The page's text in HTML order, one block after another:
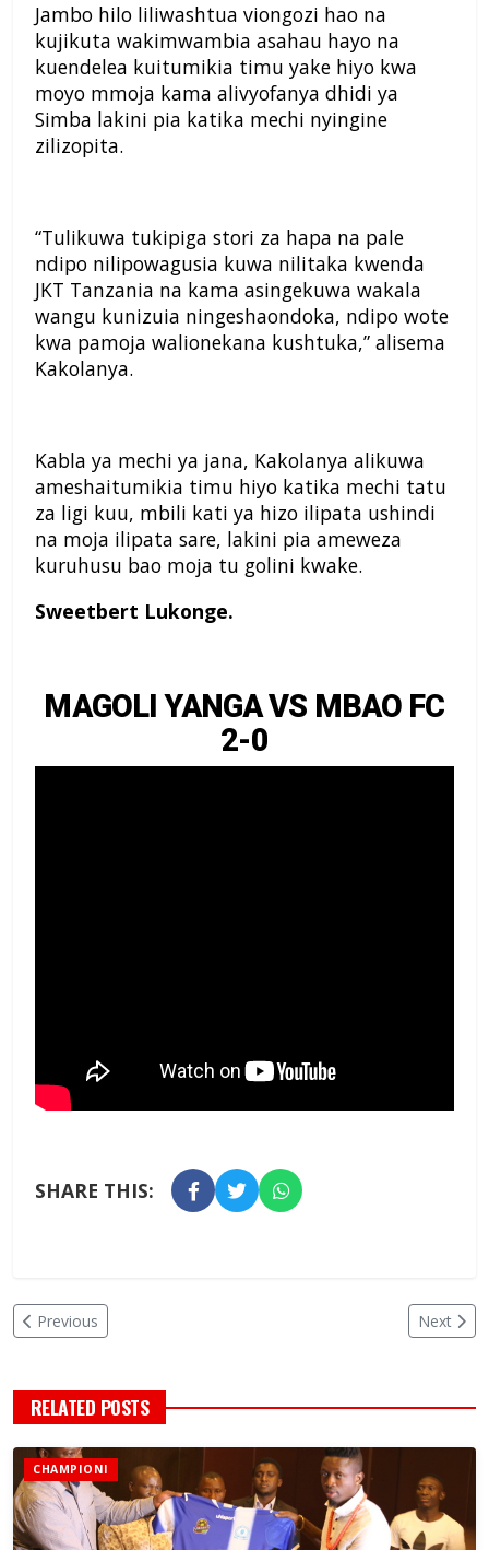
Jambo hilo liliwashtua viongozi hao na
kujikuta wakimwambia asahau hayo na
kuendelea kuitumikia timu yake hiyo kwa
moyo mmoja kama alivyofanya dhidi ya
Simba lakini pia katika mechi nyingine
zilizopita.
“Tulikuwa tukipiga stori za hapa na pale
ndipo nilipowagusia kuwa nilitaka kwenda
JKT Tanzania na kama asingekuwa wakala
wangu kunizuia ningeshaondoka, ndipo wote
kwa pamoja walionekana kushtuka,” alisema
Kakolanya.
Kabla ya mechi ya jana, Kakolanya alikuwa
ameshaitumikia timu hiyo katika mechi tatu
za ligi kuu, mbili kati ya hizo ilipata ushindi
na moja ilipata sare, lakini pia ameweza
kuruhusu bao moja tu golini kwake.
Sweetbert Lukonge.
MAGOLI YANGA VS MBAO FC
2-0
SHARE THIS:
Previous Next
RELATED POSTS
CHAMPIONI